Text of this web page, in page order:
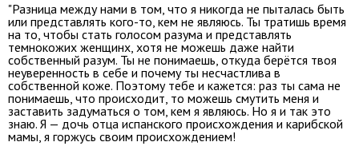
"Разница между нами в том, что я никогда не пыталась быть
или представлять кого-то, кем не являюсь. Ты тратишь время
на то, чтобы стать голосом разума и представлять
темнокожих женщинх, хотя не можешь даже найти
собственный разум. Ты не понимаешь, откуда берётся твоя
неуверенность в себе и почему ты несчастлива в
собственной коже. Поэтому тебе и кажется: раз ты сама не
понимаешь, что происходит, то можешь смутить меня и
заставить задуматься о том, кем я являюсь. Но я и так это
знаю. Я — дочь отца испанского происхождения и карибской
мамы, я горжусь своим происхождением!